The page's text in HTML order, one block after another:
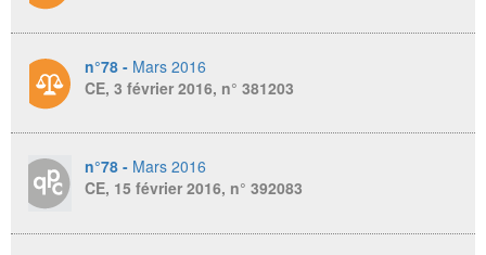
n°78 - Mars 2016
CE, 3 février 2016, n° 381203
n°78 - Mars 2016
CE, 15 février 2016, n° 392083